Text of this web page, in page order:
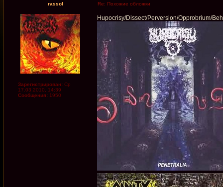
rassol Re: Похожие обложки
Зарегистрирован: Ср
17.03.2010, 14:39
Сообщения: 1950
Hupocrisy/Dissect/Perversion/Opprobrium/